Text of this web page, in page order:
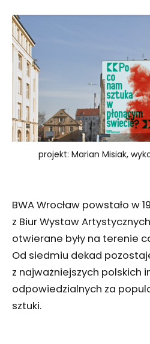
projekt: Marian Misiak,
BWA Wrocław powstało w
z Biur Wystaw
otwierane były na terenie
Od siedmiu dekad
z najważniejszych polskich
odpowiedzialnych za
sztuki.